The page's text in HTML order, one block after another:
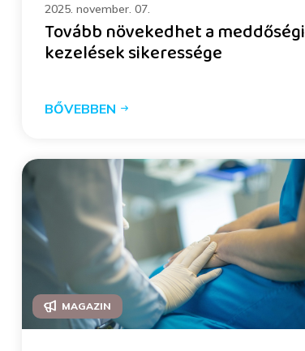
2025. november. 07.
Tovább növekedhet a meddőségi
kezelések sikeressége
BŐVEBBEN
MAGAZIN